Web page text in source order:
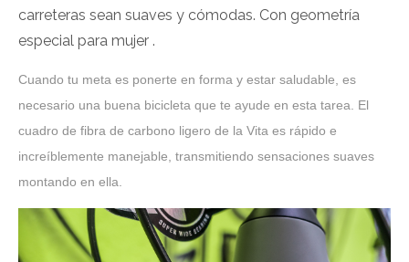
carreteras sean suaves y cómodas. Con geometría
especial para mujer .
Cuando tu meta es ponerte en forma y estar saludable, es
necesario una buena bicicleta que te ayude en esta tarea. El
cuadro de fibra de carbono ligero de la Vita es rápido e
increíblemente manejable, transmitiendo sensaciones suaves
montando en ella.